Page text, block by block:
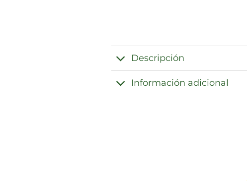
Descripción
Información adicional